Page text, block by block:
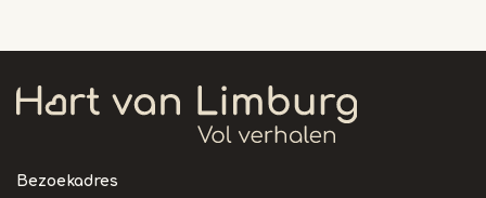
Bezoekadres